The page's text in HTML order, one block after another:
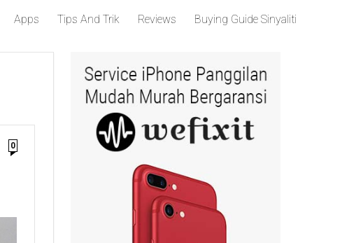
Apps Tips And Trik Reviews Buying Guide Sinyaliti
0